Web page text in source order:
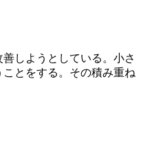
しようとしている。小さ
とをする。その積み重ね